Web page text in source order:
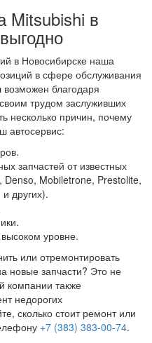
Mitsubishi в
в Новосибирске наша
в сфере обслуживания
благодаря
трудом заслуживших
несколько причин, почему
автосервис:
запчастей от известных
Mobiletrone, Prestolite,
других).
уровне.
или отремонтировать
новые запчасти? Это не
компании также
недорогих
сколько стоит ремонт или
+7 (383) 383-00-74.